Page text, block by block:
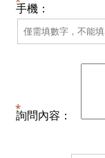
手機：
詢問內容：